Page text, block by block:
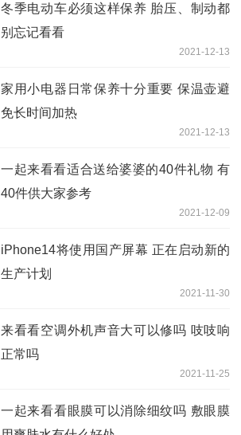
冬季电动车必须这样保养 胎压、制动都
别忘记看看
2021-12-13
家用小电器日常保养十分重要 保温壶避
免长时间加热
2021-12-13
一起来看看适合送给婆婆的40件礼物 有
40件供大家参考
2021-12-09
iPhone14将使用国产屏幕 正在启动新的
生产计划
2021-11-30
来看看空调外机声音大可以修吗 吱吱响
正常吗
2021-11-25
一起来看看眼膜可以消除细纹吗 敷眼膜